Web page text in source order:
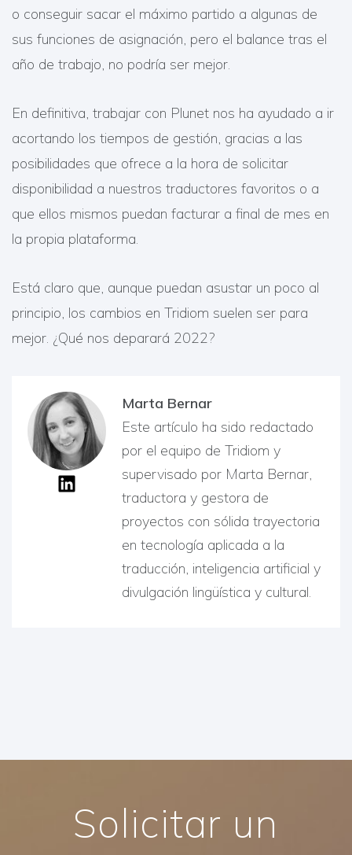
o conseguir sacar el máximo partido a algunas de
sus funciones de asignación, pero el balance tras el
año de trabajo, no podría ser mejor.
En definitiva, trabajar con Plunet nos ha ayudado a ir
acortando los tiempos de gestión, gracias a las
posibilidades que ofrece a la hora de solicitar
disponibilidad a nuestros traductores favoritos o a
que ellos mismos puedan facturar a final de mes en
la propia plataforma.
Está claro que, aunque puedan asustar un poco al
principio, los cambios en Tridiom suelen ser para
mejor. ¿Qué nos deparará 2022?
Marta Bernar
Este artículo ha sido redactado
por el equipo de Tridiom y
supervisado por Marta Bernar,
traductora y gestora de
proyectos con sólida trayectoria
en tecnología aplicada a la
traducción, inteligencia artificial y
divulgación lingüística y cultural.
Solicitar un